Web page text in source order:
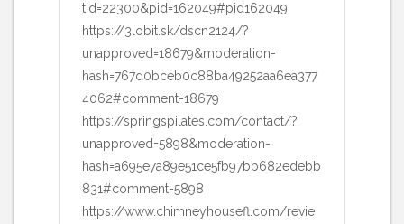
tid=22300&pid=162049#pid162049
https://3lobit.sk/dscn2124/?
unapproved=18679&moderation-
hash=767d0bceb0c88ba49252aa6ea377
4062#comment-18679
https://springspilates.com/contact/?
unapproved=5898&moderation-
hash=a695e7a89e51ce5fb97bb682edebb
831#comment-5898
https://www.chimneyhousefl.com/revie